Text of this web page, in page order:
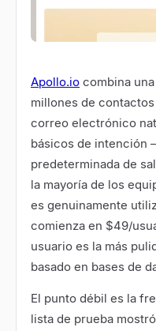
Apollo.io combina
millones de
correo electrónico
básicos de intención
predeterminada de
la mayoría de los
es genuinamente
comienza en $49/
usuario es la más
basado en bases de
El punto débil es la
lista de prueba